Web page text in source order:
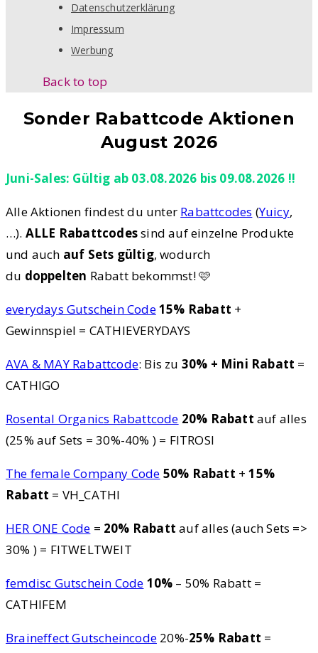
Datenschutzerklärung
Impressum
Werbung
Back to top
Sonder Rabattcode Aktionen
August 2026
Juni-Sales: Gültig ab 03.08.2026 bis 09.08.2026 !!
Alle Aktionen findest du unter Rabattcodes (Yuicy,
…). ALLE Rabattcodessind auf einzelne Produkte
und auch auf Sets gültig, wodurch
du doppelten Rabatt bekommst! 🩷
everydays Gutschein Code15% Rabatt +
Gewinnspiel = CATHIEVERYDAYS
AVA & MAY Rabattcode: Bis zu 30% + Mini Rabatt =
CATHIGO
Rosental Organics Rabattcode 20% Rabatt auf alles
(25% auf Sets = 30%-40% ) = FITROSI
The female Company Code 50% Rabatt +15%
Rabatt = VH_CATHI
HER ONE Code = 20% Rabatt auf alles (auch Sets =>
30% ) = FITWELTWEIT
femdisc Gutschein Code 10% – 50% Rabatt =
CATHIFEM
Braineffect Gutscheincode 20%-25% Rabatt =